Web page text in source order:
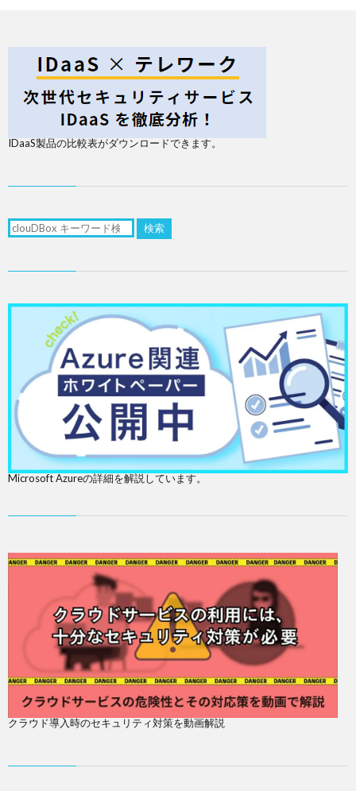
IDaaS製品の比較表がダウンロードできます。
検索
Microsoft Azureの詳細を解説しています。
クラウド導入時のセキュリティ対策を動画解説